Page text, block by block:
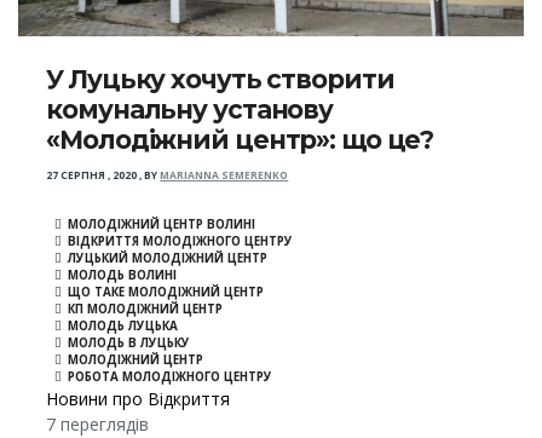
У Луцьку хочуть створити
комунальну установу
«Молодіжний центр»: що це?
27 СЕРПНЯ , 2020,BYMARIANNA SEMERENKO
МОЛОДІЖНИЙ ЦЕНТР ВОЛИНІ
ВІДКРИТТЯ МОЛОДІЖНОГО ЦЕНТРУ
ЛУЦЬКИЙ МОЛОДІЖНИЙ ЦЕНТР
МОЛОДЬ ВОЛИНІ
ЩО ТАКЕ МОЛОДІЖНИЙ ЦЕНТР
КП МОЛОДІЖНИЙ ЦЕНТР
МОЛОДЬ ЛУЦЬКА
МОЛОДЬ В ЛУЦЬКУ
МОЛОДІЖНИЙ ЦЕНТР
РОБОТА МОЛОДІЖНОГО ЦЕНТРУ
Новини про Відкриття
7 переглядів